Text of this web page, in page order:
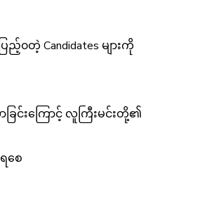
၀တဲ့ Candidates များကို
င်းကြောင့် လူကြီးမင်းတို့၏
စေ